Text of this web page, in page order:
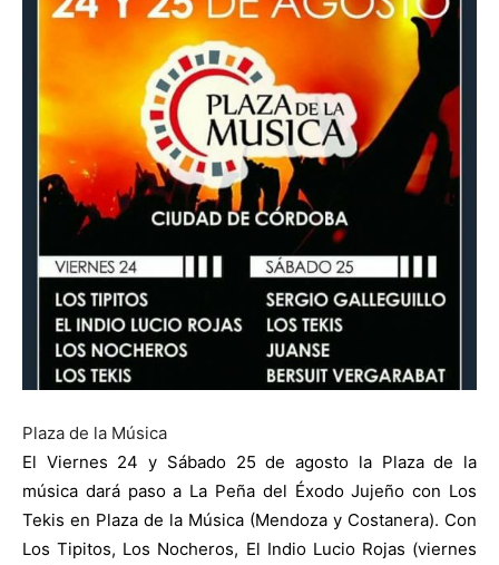
Plaza de la Música
El Viernes 24 y Sábado 25 de agosto la Plaza de la
música dará paso a La Peña del Éxodo Jujeño con Los
Tekis en Plaza de la Música (Mendoza y Costanera). Con
Los Tipitos, Los Nocheros, El Indio Lucio Rojas (viernes